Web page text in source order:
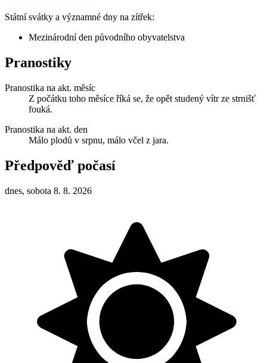
Státní svátky a významné dny na zítřek:
Mezinárodní den původního obyvatelstva
Pranostiky
Pranostika na akt. měsíc
Z počátku toho měsíce říká se, že opět studený vítr ze strnišť
fouká.
Pranostika na akt. den
Málo plodů v srpnu, málo včel z jara.
Předpověď počasí
dnes, sobota 8. 8. 2026